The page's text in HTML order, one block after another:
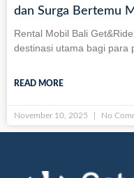
dan Surga Bertemu
Rental Mobil Bali
destinasi utama bagi para
READ MORE
November 10, 2025 No